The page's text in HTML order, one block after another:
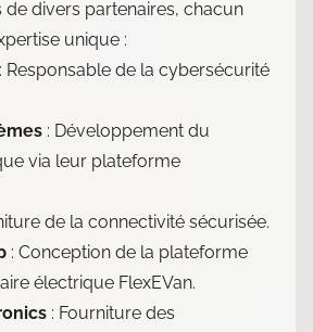
divers partenaires, chacun
unique :
: Responsable de la cybersécurité
: Développement du
via leur plateforme
de la connectivité sécurisée.
: Conception de la plateforme
électrique FlexEVan.
: Fourniture des